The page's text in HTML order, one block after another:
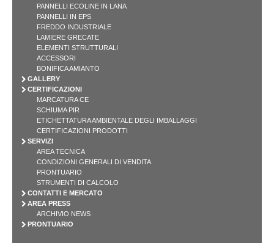
PANNELLI ECOLINE IN LANA
PANNELLI IN EPS
FREDDO INDUSTRIALE
LAMIERE GRECATE
ELEMENTI STRUTTURALI
ACCESSORI
BONIFICA AMIANTO
GALLERY
CERTIFICAZIONI
MARCATURA CE
SCHIUMA PIR
ETICHETTATURA AMBIENTALE DEGLI IMBALLAGGI
CERTIFICAZIONI PRODOTTI
SERVIZI
AREA TECNICA
CONDIZIONI GENERALI DI VENDITA
PRONTUARIO
STRUMENTI DI CALCOLO
CONTATTI E MERCATO
AREA PRESS
ARCHIVIO NEWS
PRONTUARIO